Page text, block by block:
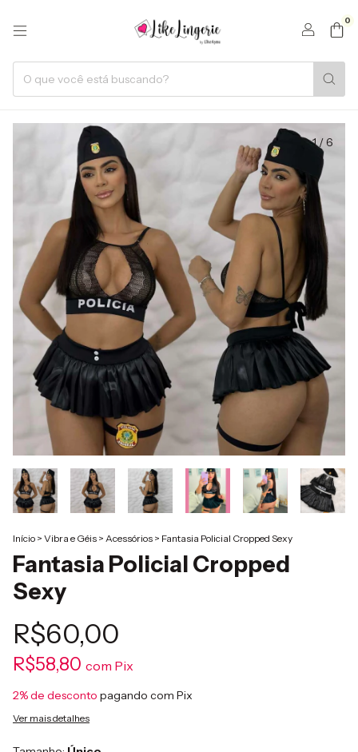
0
1/6
Início > Vibra e Géis > Acessórios > Fantasia Policial Cropped Sexy
Fantasia Policial Cropped
Sexy
R$60,00
R$58,80 com Pix
2% de desconto pagando com Pix
Ver mais detalhes